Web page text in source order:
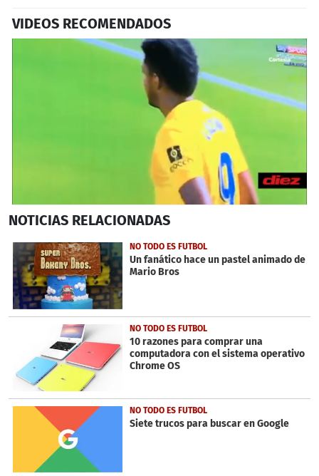
VIDEOS RECOMENDADOS
seconds
25
seconds
NOTICIAS RELACIONADAS
NO TODO ES FUTBOL
Un fanático hace un pastel animado de
Mario Bros
NO TODO ES FUTBOL
10 razones para comprar una
computadora con el sistema operativo
Chrome OS
NO TODO ES FUTBOL
Siete trucos para buscar en Google